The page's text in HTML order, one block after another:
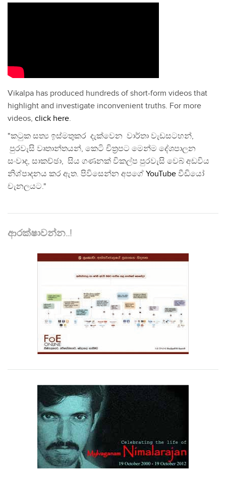
Vikalpa has produced hundreds of short-form videos that
highlight and investigate inconvenient truths. For more
videos, click here.
"කටුක සත්‍ය ඉස්මතුකර දැක්වෙන වාර්තා වැඩසටහන්,
පුරවැසි වෘතාන්තයන්, කෙටි චිත්‍රපට මෙන්ම දේශපාලන
සංවාද, සාකච්ඡා, සිය ගණනක් විකල්ප පුරවැසි වෙබ් අඩවිය
නිශ්පාදනය කර ඇත. පිවිසෙන්න අපගේ YouTube වීඩියෝ
චැනලයට."
ආරක්ෂාවන්න..!